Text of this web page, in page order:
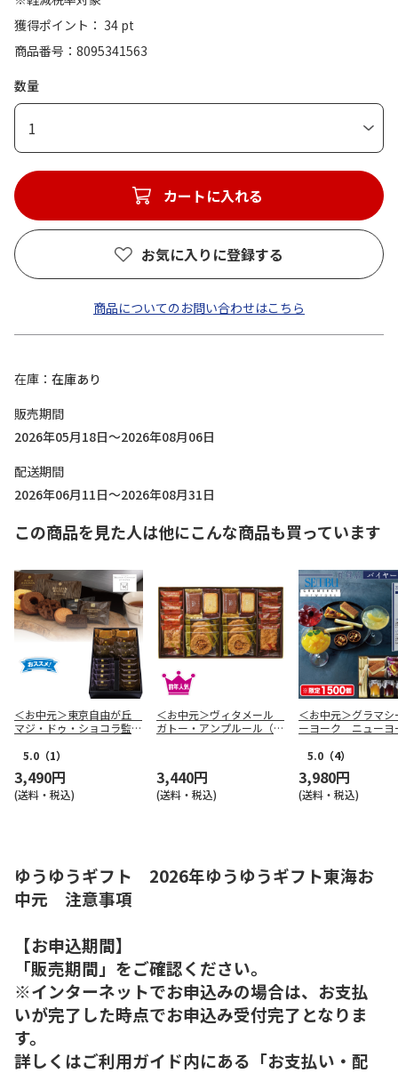
獲得ポイント： 34 pt
商品番号
8095341563
数量
1
カートに入れる
お気に入りに登録する
商品についてのお問い合わせはこちら
在庫
在庫あり
販売期間
2026年05月18日～2026年08月06日
配送期間
2026年06月11日～2026年08月31日
この商品を見た人は他にこんな商品も買っています
＜お中元＞東京自由が丘
マジ・ドゥ・ショコラ監修
5.0 （1）
3,490円
(送料・税込)
＜お中元＞ヴィタメール
ガトー・アンプルール（西
3,440円
(送料・税込)
＜お中元＞グラマシ
ーヨーク ニューヨ
5.0 （4）
3,980円
(送料・税込)
ゆうゆうギフト 2026年ゆうゆうギフト東海お
中元 注意事項
【お申込期間】
「販売期間」をご確認ください。
※インターネットでお申込みの場合は、お支払
いが完了した時点でお申込み受付完了となりま
す。
詳しくはご利用ガイド内にある「お支払い・配